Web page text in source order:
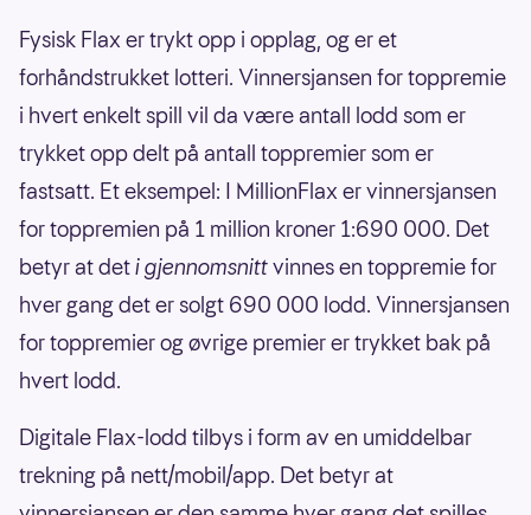
Fysisk Flax er trykt opp i opplag, og er et
forhåndstrukket lotteri. Vinnersjansen for toppremie
i hvert enkelt spill vil da være antall lodd som er
trykket opp delt på antall toppremier som er
fastsatt. Et eksempel: I MillionFlax er vinnersjansen
for toppremien på 1 million kroner 1:690 000. Det
betyr at deti gjennomsnittvinnes en toppremie for
hver gang det er solgt 690 000 lodd. Vinnersjansen
for toppremier og øvrige premier er trykket bak på
hvert lodd.
Digitale Flax-lodd tilbys i form av en umiddelbar
trekning på nett/mobil/app. Det betyr at